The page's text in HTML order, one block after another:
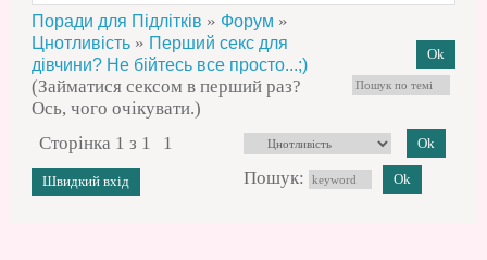
Поради для Підлітків » Форум »
Цнотливість » Перший секс для
дівчини? Не бійтесь все просто...;)
(Займатися сексом в перший раз?
Ось, чого очікувати.)
Сторінка 1 з 1
1
Пошук: